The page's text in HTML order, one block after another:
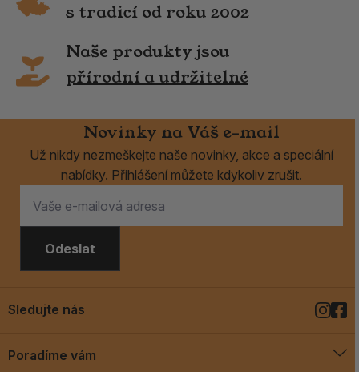
s tradicí od roku 2002
Naše produkty jsou
přírodní a udržitelné
Novinky na Váš e-mail
Už nikdy nezmeškejte naše novinky, akce a speciální
nabídky. Přihlášení můžete kdykoliv zrušit.
Odeslat
Poradíme vám
Sledujte nás